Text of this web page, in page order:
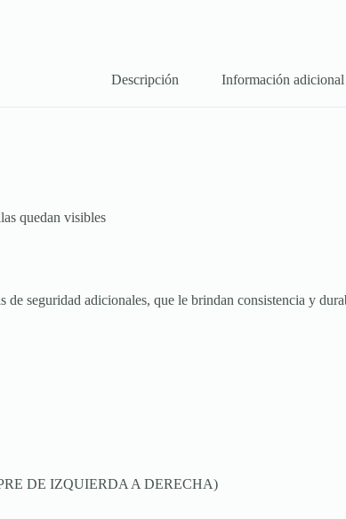
Descripción Información adicional
quedan visibles
seguridad adicionales, que le brindan consistencia y
DE IZQUIERDA A DERECHA)